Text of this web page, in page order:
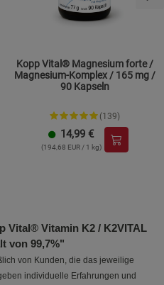
Kopp Vital® Magnesium forte /
Magnesium-Komplex / 165 mg /
90 Kapseln
(139)
14,99 €
(194,68 EUR / 1 kg)
Vital® Vitamin K2 / K2VITAL
von 99,7%"
von Kunden, die das jeweilige
individuelle Erfahrungen und